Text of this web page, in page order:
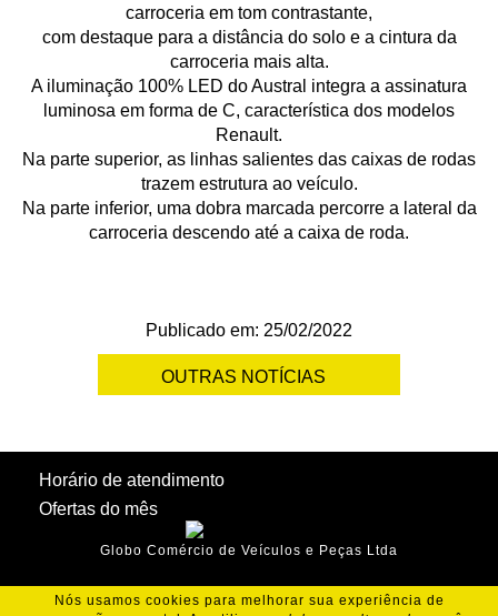
carroceria em tom contrastante,
com destaque para a distância do solo e a cintura da
carroceria mais alta.
A iluminação 100% LED do Austral integra a assinatura
luminosa em forma de C, característica dos modelos
Renault.
Na parte superior, as linhas salientes das caixas de rodas
trazem estrutura ao veículo.
Na parte inferior, uma dobra marcada percorre a lateral da
carroceria descendo até a caixa de roda.
Publicado em: 25/02/2022
OUTRAS NOTÍCIAS
Horário de atendimento
Ofertas do mês
Globo Comércio de Veículos e Peças Ltda
Nós usamos cookies para melhorar sua experiência de